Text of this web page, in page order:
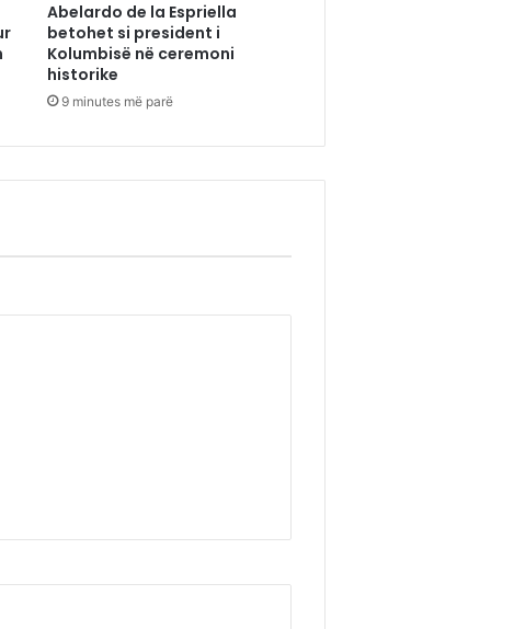
Abelardo de la Espriella
betohet si president i
Kolumbisë në ceremoni
historike
9 minutes më parë